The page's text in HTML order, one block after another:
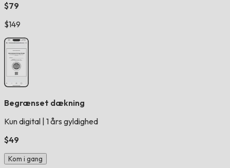
$79
$149
Begrænset dækning
Kun digital 1 års gyldighed
$49
Kom i gang